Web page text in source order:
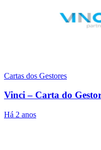
Cartas dos Gestores
Vinci – Carta do
Há 2 anos